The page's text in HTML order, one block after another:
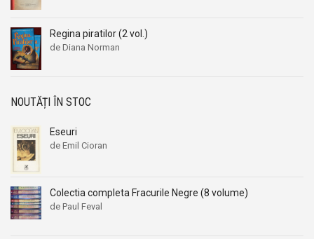
Regina piratilor (2 vol.)
de Diana Norman
NOUTĂȚI ÎN STOC
Eseuri
de Emil Cioran
Colectia completa Fracurile Negre (8 volume)
de Paul Feval